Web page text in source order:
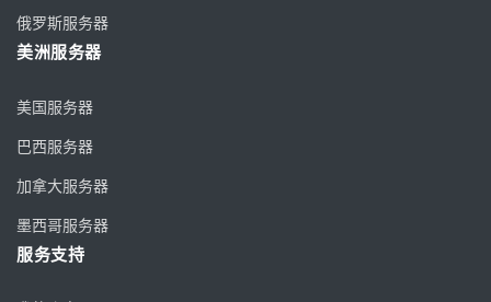
俄罗斯服务器
美洲服务器
美国服务器
巴西服务器
加拿大服务器
墨西哥服务器
服务支持